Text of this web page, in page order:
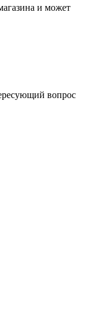
и может
вопрос